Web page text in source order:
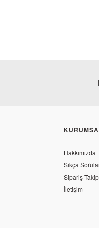
Hakkımızda
Sıkça
Sipariş Takip
İletişim